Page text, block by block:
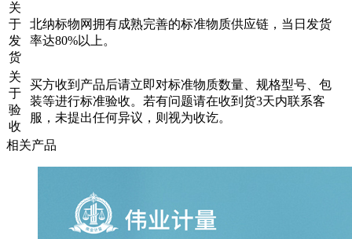
关
于
发
货
北纳标物网拥有成熟完善的标准物质供应链，当日发货
率达80%以上。
关
于
验
收
买方收到产品后请立即对标准物质数量、规格型号、包
装等进行标准验收。若有问题请在收到货3天内联系客
服，未提出任何异议，则视为收讫。
相关产品